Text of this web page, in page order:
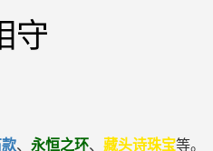
守
、 永恒之环、 藏头诗珠宝等。